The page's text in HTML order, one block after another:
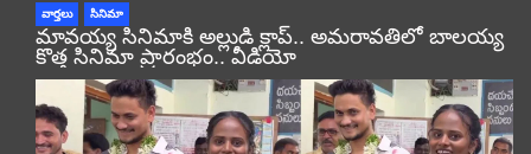
వార్తలు సినిమా
మావయ్య సినిమాకి అల్లుడి క్లాప్.. అమరావతిలో బాలయ్య
కొత్త సినిమా ప్రారంభం.. వీడియో